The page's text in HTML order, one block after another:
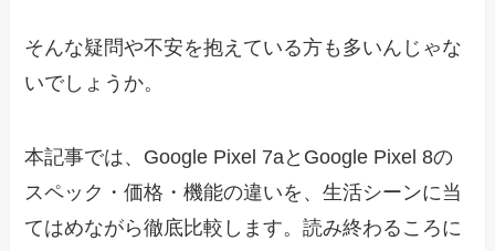
そんな疑問や不安を抱えている方も多いんじゃな
いでしょうか。
本記事では、Google Pixel 7aとGoogle Pixel 8の
スペック・価格・機能の違いを、生活シーンに当
てはめながら徹底比較します。読み終わるころに